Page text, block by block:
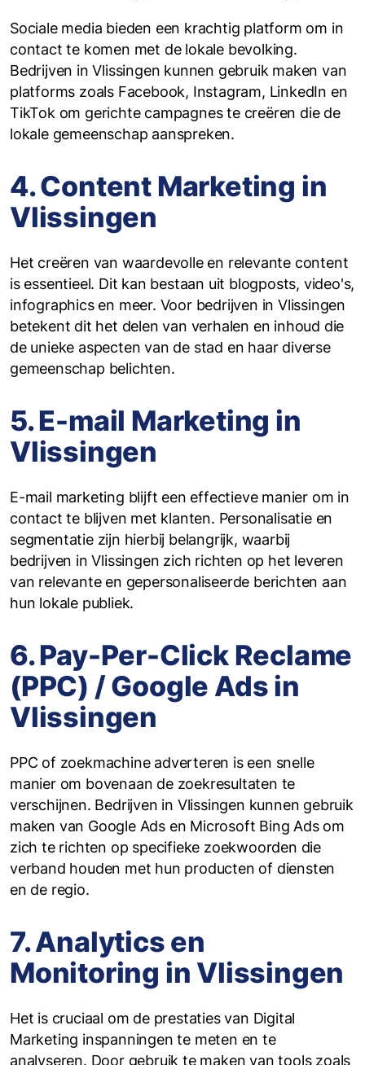
Sociale media bieden een krachtig platform om in
contact te komen met de lokale bevolking.
Bedrijven in Vlissingen kunnen gebruik maken van
platforms zoals Facebook, Instagram, LinkedIn en
TikTok om gerichte campagnes te creëren die de
lokale gemeenschap aanspreken.
4. Content Marketing in
Vlissingen
Het creëren van waardevolle en relevante content
is essentieel. Dit kan bestaan uit blogposts, video's,
infographics en meer. Voor bedrijven in Vlissingen
betekent dit het delen van verhalen en inhoud die
de unieke aspecten van de stad en haar diverse
gemeenschap belichten.
5. E-mail Marketing in
Vlissingen
E-mail marketing blijft een effectieve manier om in
contact te blijven met klanten. Personalisatie en
segmentatie zijn hierbij belangrijk, waarbij
bedrijven in Vlissingen zich richten op het leveren
van relevante en gepersonaliseerde berichten aan
hun lokale publiek.
6. Pay-Per-Click Reclame
(PPC) / Google Ads in
Vlissingen
PPC of zoekmachine adverteren is een snelle
manier om bovenaan de zoekresultaten te
verschijnen. Bedrijven in Vlissingen kunnen gebruik
maken van Google Ads en Microsoft Bing Ads om
zich te richten op specifieke zoekwoorden die
verband houden met hun producten of diensten
en de regio.
7. Analytics en
Monitoring in Vlissingen
Het is cruciaal om de prestaties van Digital
Marketing inspanningen te meten en te
analyseren. Door gebruik te maken van tools zoals